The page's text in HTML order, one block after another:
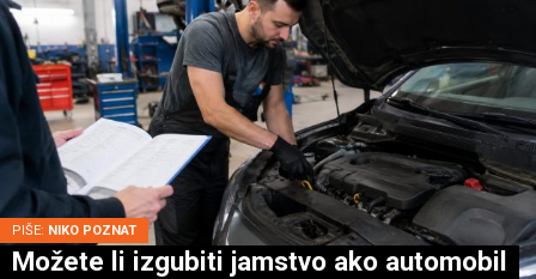
PIŠE: NIKO POZNAT
Možete li izgubiti jamstvo ako automobil